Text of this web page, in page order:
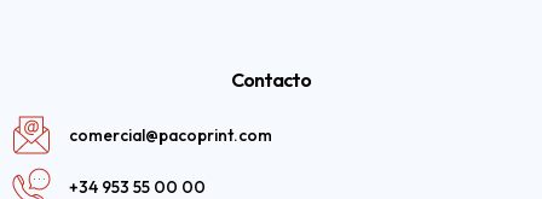
Contacto
comercial@pacoprint.com
+34 953 55 00 00